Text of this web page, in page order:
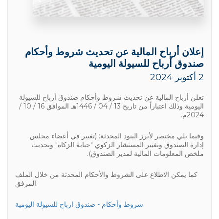
إعلان أرباح المالية عن تحديث شروط وأحكام
صندوق أرباح للسيولة اليومية
2 أكتوبر 2024
تعلن أرباح المالية عن تحديث شروط وأحكام صندوق أرباح للسيولة
اليومية وذلك اعتباراً من تاريخ 13 / 04 / 1446هـ الموافق 16 / 10 /
2024م.
وفيما يلي مختصر لأبرز البنود المحدثة: (تغيير في أعضاء مجلس
إدارة الصندوق وتغيير المستشار الزكوي "جباية الزكاة" وتحديث
ملخص المعلومات المالية لمدير الصندوق).
كما يمكن الاطلاع على الشروط والأحكام المحدثة من خلال الملف
المرفق.
شروط وأحكام - صندوق ارباح للسيولة اليومية